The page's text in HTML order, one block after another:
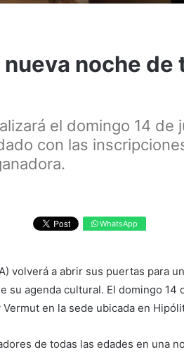
nueva noche
el domingo 14 de
con las
WhatsApp
volverá a abrir sus puertas para
su agenda cultural. El domingo 14
en la sede ubicada en
de todas las edades en una